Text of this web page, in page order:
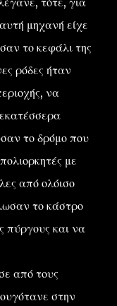
μηχανή είχε
το κεφάλι της
ρόδες ήταν
να
το δρόμο που
με
από ολόισο
το κάστρο
πύργους και να
από τους
στην